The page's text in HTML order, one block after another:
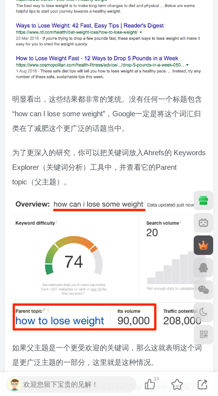
明显看出，这些结果都非常的笼统。没有任何一个标题包含
“how can I lose some weight”，Google一定是将这个词汇归
类在了减肥这个更广泛的话题当中。
为了更深入的研究，你可以把关键词放入Ahrefs的 Keywords
Explorer（关键词分析）工具中，并查看它的Parent
topic（父主题）。
如果父主题是一个更受欢迎的关键词，那么这就表明这个词
是更广泛主题的一部分，这里就是这种情况。
你可以通过查看每个排名靠前页面的 Top keyword（热门关
欢迎您留下宝贵的见解！
33